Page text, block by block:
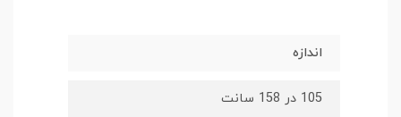
اندازه
105 در 158 سانت